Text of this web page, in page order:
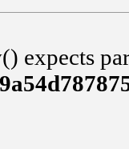
expects